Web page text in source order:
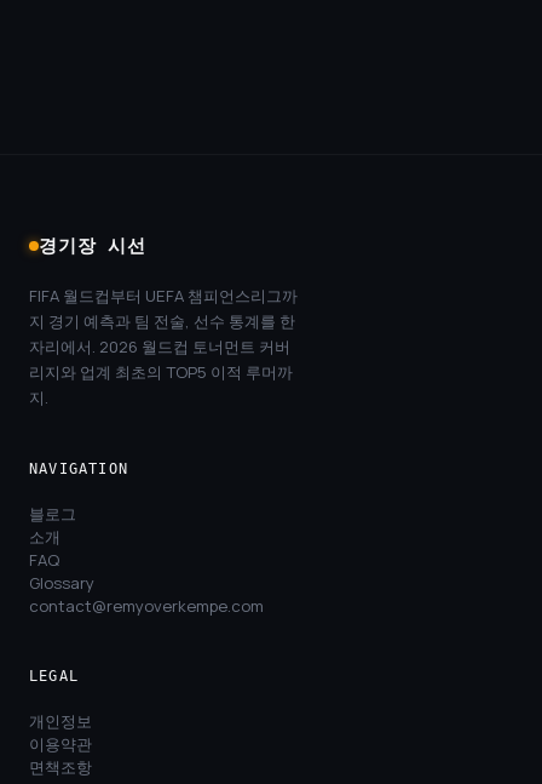
경기장 시선
FIFA 월드컵부터 UEFA 챔피언스리그까
지 경기 예측과 팀 전술, 선수 통계를 한
자리에서. 2026 월드컵 토너먼트 커버
리지와 업계 최초의 TOP5 이적 루머까
지.
NAVIGATION
블로그
소개
FAQ
Glossary
contact@remyoverkempe.com
LEGAL
개인정보
이용약관
면책조항